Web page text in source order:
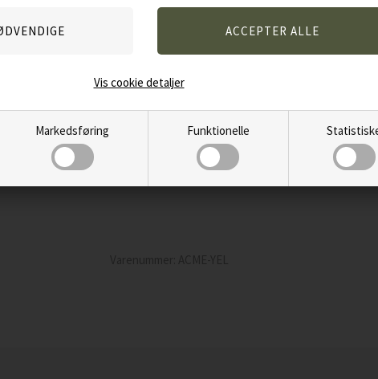
Markedsføring Funktionelle
Vis cookie detaljer
Giver en solid højfrekvens tone
Anvendes til Spaniels
Specifikationer, 211.5:
Standard-høj pitch
Uden kugle
Giver en solid tone
Anvendes til Retrievers